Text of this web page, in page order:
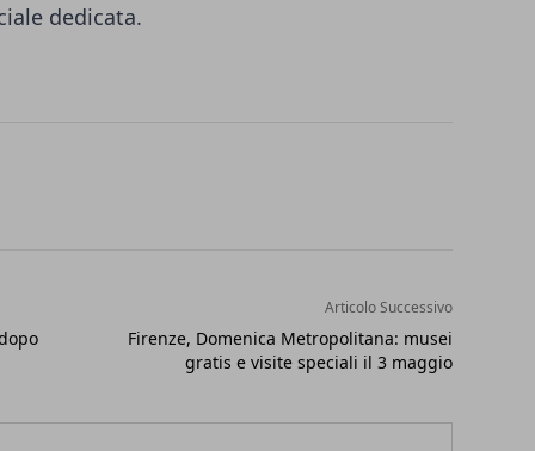
dedicata.
Articolo Successivo
Firenze, Domenica Metropolitana: musei
gratis e visite speciali il 3 maggio